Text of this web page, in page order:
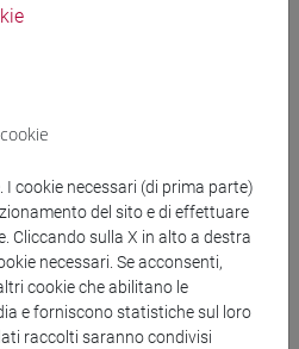
a volontari delle Forze
scadute:27/05/2023
cookie necessari (di prima parte)
del sito e di effettuare
Cliccando sulla X in alto a destra
necessari. Se acconsenti,
cookie che abilitano le
e forniscono statistiche sul loro
raccolti saranno condivisi